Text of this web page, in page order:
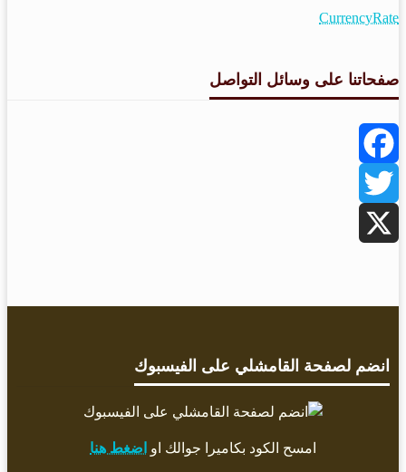
CurrencyRate
صفحاتنا على وسائل التواصل
Facebook
Twitter
انضم لصفحة القامشلي على الفيسبوك
امسح الكود بكاميرا جوالك او اضغط هنا